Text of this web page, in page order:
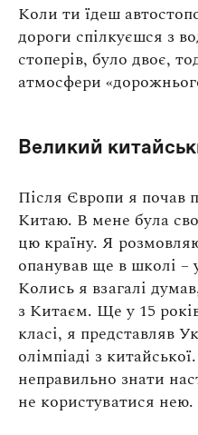
Коли ти їдеш
дороги спілкуєшся з
стоперів, було двоє,
атмосфери
Великий
Після Європи я почав
Китаю. В мене була
цю країну. Я
опанував ще в школі –
Колись я взагалі
з Китаєм. Ще у 15
класі, я представляв
олімпіаді з
неправильно знати
не користуватися нею.